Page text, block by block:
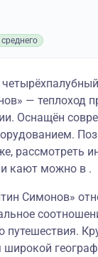
— теплоход
Оснащён
рассмотреть
кают можно в .
Симонов»
путешествия.
широкой